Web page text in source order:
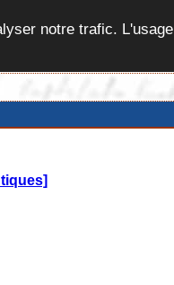
notre trafic. L'usage